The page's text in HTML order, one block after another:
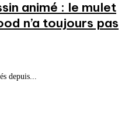
animé : le mulet
n’a toujours pas
depuis...